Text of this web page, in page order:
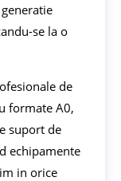
se la o
de
formate A0,
suport de
echipamente
in orice